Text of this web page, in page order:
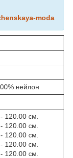
moda
нейлон
120.00 см.
120.00 см.
120.00 см.
120.00 см.
120.00 см.